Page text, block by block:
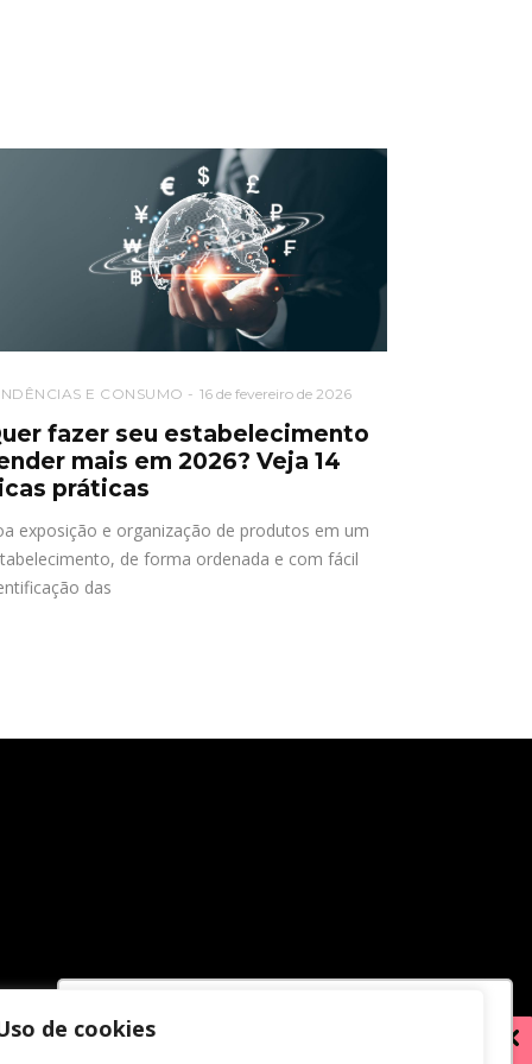
Utilizamos cookies para oferecer melhor
de cookies
E CONSUMO 16 de fevereiro de 2026
fazer seu estabelecimento
mais em 2026? Veja 14
práticas
exposição e organização de produtos em um
de forma ordenada e com fácil
das